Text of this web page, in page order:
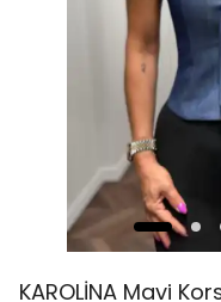
KAROLİNA Mavi